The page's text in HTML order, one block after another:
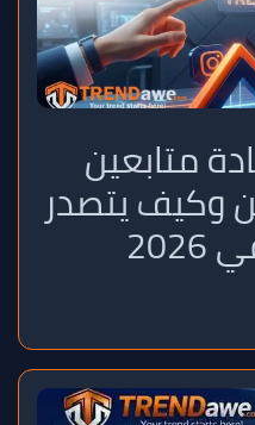
متابعين
وكيف يتصدر